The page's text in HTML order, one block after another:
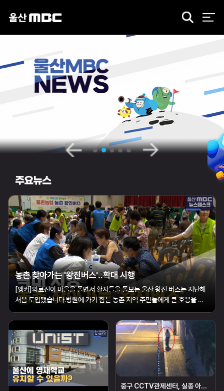
검
주요뉴스
농촌 찾아가는 '왕진버스'‥확대 시행
[앵커]의료진이 마을을 돌면서 환자들을 돌보는 울산 왕진 버스는 지난해
처음 도입됐습니다.병원에 가기 힘든 농촌 지역 주민들에게 큰 호응을 얻
했습니다.황두길 기자가 현장을 다녀왔습니다.[리포트]울주군의 한 초등
학교.운동장에 들어선 대형 ...
중구 CCTV관제센터, 실종 아동 25분 만에 찾아